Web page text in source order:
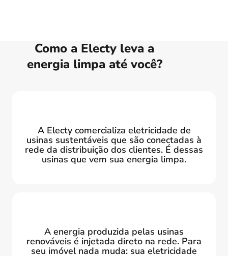
Como a Electy leva a
energia limpa até você?
A Electy comercializa eletricidade de
usinas sustentáveis que são conectadas à
rede da distribuição dos clientes. É dessas
usinas que vem sua energia limpa.
A energia produzida pelas usinas
renováveis é injetada direto na rede. Para
seu imóvel nada muda: sua eletricidade